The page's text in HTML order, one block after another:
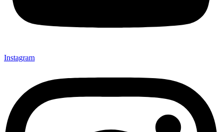
Instagram